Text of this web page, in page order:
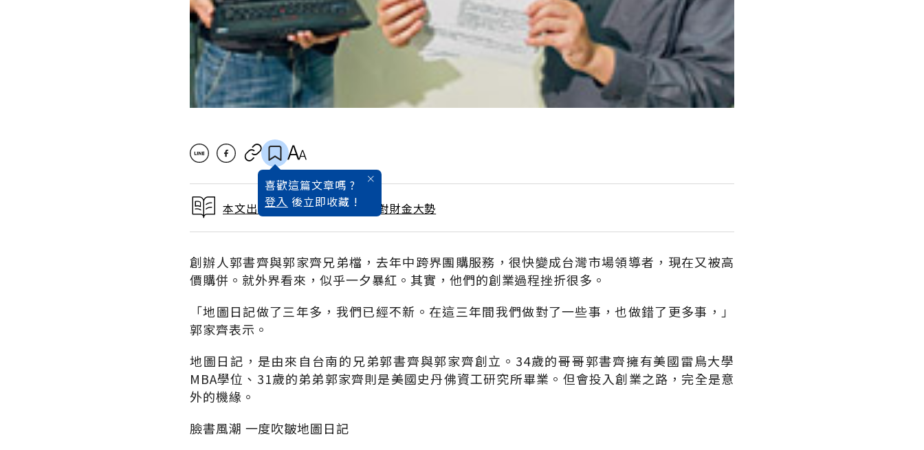
喜歡這篇文章嗎 ?
登入 後立即收藏 !
本文出自 2011 / 1月號雜誌 抓對財金大勢
創辦人郭書齊與郭家齊兄弟檔，去年中跨界團購服務，很快變成台灣市場領導者，現在又被高
價購併。就外界看來，似乎一夕暴紅。其實，他們的創業過程挫折很多。
「地圖日記做了三年多，我們已經不新。在這三年間我們做對了一些事，也做錯了更多事，」
郭家齊表示。
地圖日記，是由來自台南的兄弟郭書齊與郭家齊創立。34歲的哥哥郭書齊擁有美國雷鳥大學
MBA學位、31歲的弟弟郭家齊則是美國史丹佛資工研究所畢業。但會投入創業之路，完全是意
外的機緣。
臉書風潮 一度吹皺地圖日記